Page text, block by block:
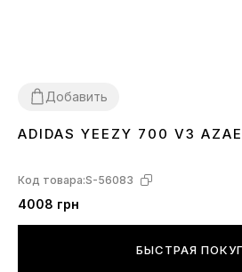
Добавить
36 3738 39 404142 4445
ADIDAS YEEZY 700 V3
Код товара:S-56083
4008 грн
БЫСТРАЯ